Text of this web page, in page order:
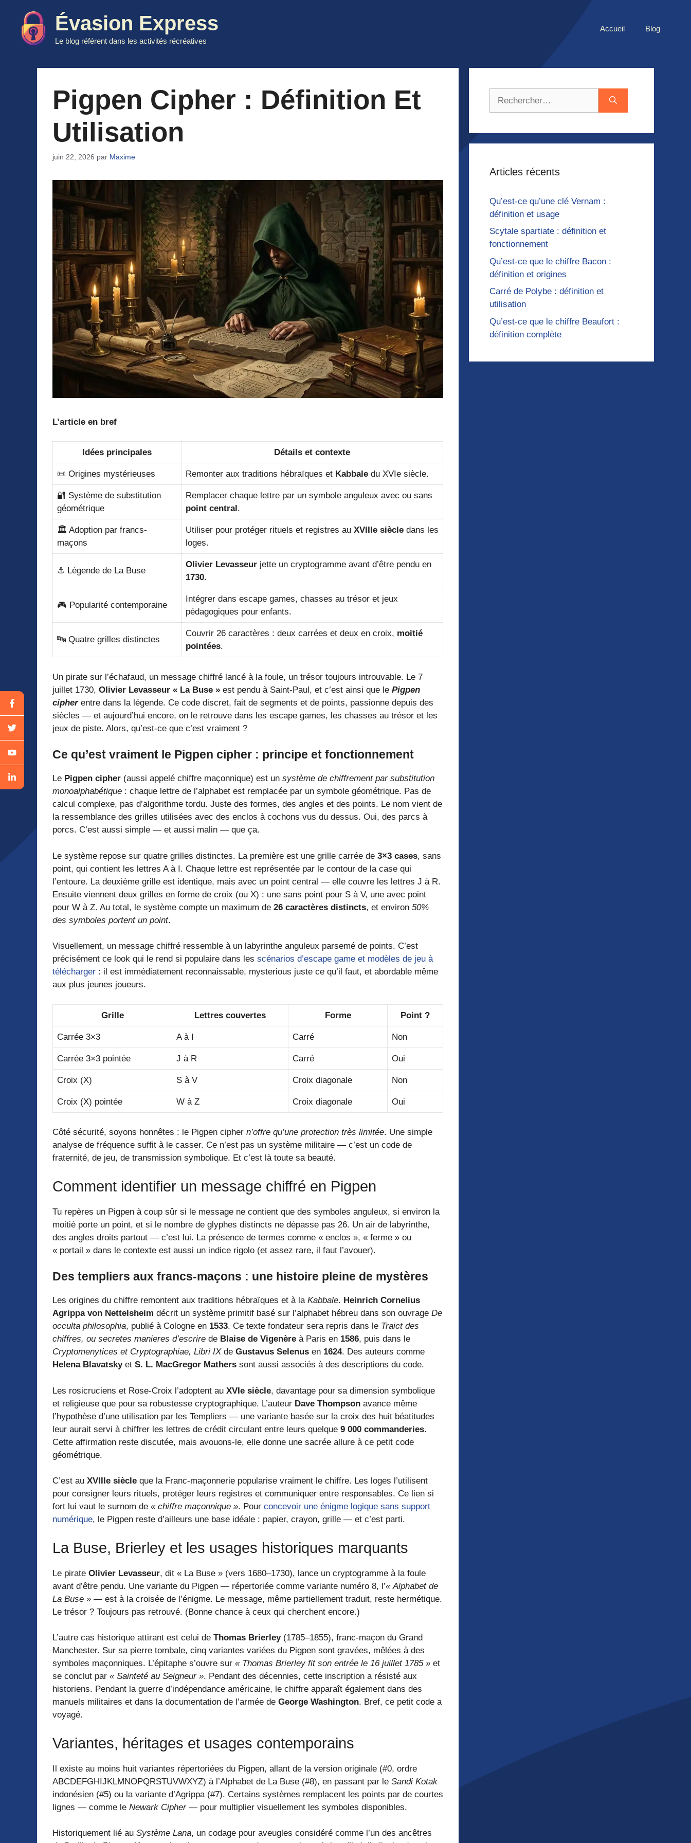
contenu
Évasion Express
Le blog référent dans les activités récréatives
Accueil Blog
Pigpen Cipher : Définition Et
Utilisation
juin 22, 2026 par Maxime
L’article en bref
Idées principales Détails et contexte
📜 Origines mystérieuses Remonter aux traditions hébraïques et Kabbale du XVIe siècle.
🔐 Système de substitution
géométrique
Remplacer chaque lettre par un symbole anguleux avec ou sans
point central .
🏛️ Adoption par francs-
maçons
Utiliser pour protéger rituels et registres au XVIIIe siècle dans les
loges.
⚓ Légende de La Buse
Olivier Levasseur jette un cryptogramme avant d’être pendu en
1730.
🎮 Popularité contemporaine
Intégrer dans escape games, chasses au trésor et jeux
pédagogiques pour enfants.
🔤 Quatre grilles distinctes
Couvrir 26 caractères : deux carrées et deux en croix, moitié
pointées.
Un pirate sur l’échafaud, un message chiffré lancé à la foule, un trésor toujours introuvable. Le 7
juillet 1730, Olivier Levasseur « La Buse » est pendu à Saint-Paul, et c’est ainsi que le Pigpen
cipherentre dans la légende. Ce code discret, fait de segments et de points, passionne depuis des
siècles — et aujourd’hui encore, on le retrouve dans les escape games, les chasses au trésor et les
jeux de piste. Alors, qu’est-ce que c’est vraiment ?
Ce qu’est vraiment le Pigpen cipher : principe et fonctionnement
Le Pigpen cipher (aussi appelé chiffre maçonnique) est un système de chiffrement par substitution
monoalphabétique : chaque lettre de l’alphabet est remplacée par un symbole géométrique. Pas de
calcul complexe, pas d’algorithme tordu. Juste des formes, des angles et des points. Le nom vient de
la ressemblance des grilles utilisées avec des enclos à cochons vus du dessus. Oui, des parcs à
porcs. C’est aussi simple — et aussi malin — que ça.
Le système repose sur quatre grilles distinctes. La première est une grille carrée de 3×3 cases, sans
point, qui contient les lettres A à I. Chaque lettre est représentée par le contour de la case qui
l’entoure. La deuxième grille est identique, mais avec un point central — elle couvre les lettres J à R.
Ensuite viennent deux grilles en forme de croix (ou X) : une sans point pour S à V, une avec point
pour W à Z. Au total, le système compte un maximum de 26 caractères distincts, et environ 50%
des symboles portent un point.
Visuellement, un message chiffré ressemble à un labyrinthe anguleux parsemé de points. C’est
précisément ce look qui le rend si populaire dans les scénarios d’escape game et modèles de jeu à
télécharger : il est immédiatement reconnaissable, mysterious juste ce qu’il faut, et abordable même
aux plus jeunes joueurs.
Grille Lettres couvertes Forme Point ?
Carrée 3×3 A à I Carré Non
Carrée 3×3 pointée J à R Carré Oui
Croix (X) S à V Croix diagonale Non
Croix (X) pointée W à Z Croix diagonale Oui
Côté sécurité, soyons honnêtes : le Pigpen cipher n’offre qu’une protection très limitée. Une simple
analyse de fréquence suffit à le casser. Ce n’est pas un système militaire — c’est un code de
fraternité, de jeu, de transmission symbolique. Et c’est là toute sa beauté.
Comment identifier un message chiffré en Pigpen
Tu repères un Pigpen à coup sûr si le message ne contient que des symboles anguleux, si environ la
moitié porte un point, et si le nombre de glyphes distincts ne dépasse pas 26. Un air de labyrinthe,
des angles droits partout — c’est lui. La présence de termes comme « enclos », « ferme » ou
« portail » dans le contexte est aussi un indice rigolo (et assez rare, il faut l’avouer).
Des templiers aux francs-maçons : une histoire pleine de mystères
Les origines du chiffre remontent aux traditions hébraïques et à la Kabbale. Heinrich Cornelius
Agrippa von Nettelsheim décrit un système primitif basé sur l’alphabet hébreu dans son ouvrage De
occulta philosophia, publié à Cologne en 1533. Ce texte fondateur sera repris dans le Traict des
chiffres, ou secretes manieres d’escrire de Blaise de Vigenère à Paris en 1586, puis dans le
Cryptomenytices et Cryptographiae, Libri IXde Gustavus Selenus en 1624. Des auteurs comme
Helena Blavatskyet S. L. MacGregor Mathers sont aussi associés à des descriptions du code.
Les rosicruciens et Rose-Croix l’adoptent au XVIe siècle, davantage pour sa dimension symbolique
et religieuse que pour sa robustesse cryptographique. L’auteur Dave Thompson avance même
l’hypothèse d’une utilisation par les Templiers — une variante basée sur la croix des huit béatitudes
leur aurait servi à chiffrer les lettres de crédit circulant entre leurs quelque 9 000 commanderies.
Cette affirmation reste discutée, mais avouons-le, elle donne une sacrée allure à ce petit code
géométrique.
C’est au XVIIIe siècle que la Franc-maçonnerie popularise vraiment le chiffre. Les loges l’utilisent
pour consigner leurs rituels, protéger leurs registres et communiquer entre responsables. Ce lien si
fort lui vaut le surnom de « chiffre maçonnique ». Pour concevoir une énigme logique sans support
numérique, le Pigpen reste d’ailleurs une base idéale : papier, crayon, grille — et c’est parti.
La Buse, Brierley et les usages historiques marquants
Le pirate Olivier Levasseur, dit « La Buse » (vers 1680–1730), lance un cryptogramme à la foule
avant d’être pendu. Une variante du Pigpen — répertoriée comme variante numéro 8, l’« Alphabet de
La Buse » — est à la croisée de l’énigme. Le message, même partiellement traduit, reste hermétique.
Le trésor ? Toujours pas retrouvé. (Bonne chance à ceux qui cherchent encore.)
L’autre cas historique attirant est celui de Thomas Brierley(1785–1855), franc-maçon du Grand
Manchester. Sur sa pierre tombale, cinq variantes variées du Pigpen sont gravées, mêlées à des
symboles maçonniques. L’épitaphe s’ouvre sur « Thomas Brierley fit son entrée le 16 juillet 1785 » et
se conclut par « Sainteté au Seigneur ». Pendant des décennies, cette inscription a résisté aux
historiens. Pendant la guerre d’indépendance américaine, le chiffre apparaît également dans des
manuels militaires et dans la documentation de l’armée de George Washington. Bref, ce petit code a
voyagé.
Variantes, héritages et usages contemporains
Il existe au moins huit variantes répertoriées du Pigpen, allant de la version originale (#0, ordre
ABCDEFGHIJKLMNOPQRSTUVWXYZ) à l’Alphabet de La Buse (#8), en passant par le Sandi Kotak
indonésien (#5) ou la variante d’Agrippa (#7). Certains systèmes remplacent les points par de courtes
lignes — comme le Newark Cipher— pour multiplier visuellement les symboles disponibles.
Historiquement lié au Système Lana, un codage pour aveugles considéré comme l’un des ancêtres
Articles récents
Qu’est-ce qu’une clé Vernam :
définition et usage
Scytale spartiate : définition et
fonctionnement
Qu’est-ce que le chiffre Bacon :
définition et origines
Carré de Polybe : définition et
utilisation
Qu’est-ce que le chiffre Beaufort :
définition complète